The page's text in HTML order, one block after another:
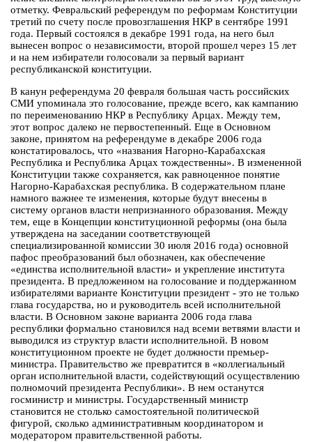
отметку. Февральский референдум по реформам Конституции
третий по счету после провозглашения НКР в сентябре 1991
года. Первый состоялся в декабре 1991 года, на него был
вынесен вопрос о независимости, второй прошел через 15 лет
и на нем избиратели голосовали за первый вариант
республиканской конституции.
В канун референдума 20 февраля большая часть российских
СМИ упоминала это голосование, прежде всего, как кампанию
по переименованию НКР в Республику Арцах. Между тем,
этот вопрос далеко не первостепенный. Еще в Основном
законе, принятом на референдуме в декабре 2006 года
констатировалось, что «названия Нагорно-Карабахская
Республика и Республика Арцах тождественны». В измененной
Конституции также сохраняется, как равноценное понятие
Нагорно-Карабахская республика. В содержательном плане
намного важнее те изменения, которые будут внесены в
систему органов власти непризнанного образования. Между
тем, еще в Концепции конституционной реформы (она была
утверждена на заседании соответствующей
специализированной комиссии 30 июля 2016 года) основной
пафос преобразований был обозначен, как обеспечение
«единства исполнительной власти» и укрепление института
президента. В предложенном на голосование и поддержанном
избирателями варианте Конституции президент - это не только
глава государства, но и руководитель всей исполнительной
власти. В Основном законе варианта 2006 года глава
республики формально становился над всеми ветвями власти и
выводился из структур власти исполнительной. В новом
конституционном проекте не будет должности премьер-
министра. Правительство же превратится в «коллегиальный
орган исполнительной власти, содействующий осуществлению
полномочий президента Республики». В нем останутся
госминистр и министры. Государственный министр
становится не столько самостоятельной политической
фигурой, сколько административным координатором и
модератором правительственной работы.